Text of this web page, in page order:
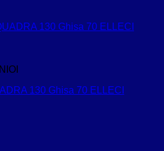
130 Ghisa 70 ELLECI